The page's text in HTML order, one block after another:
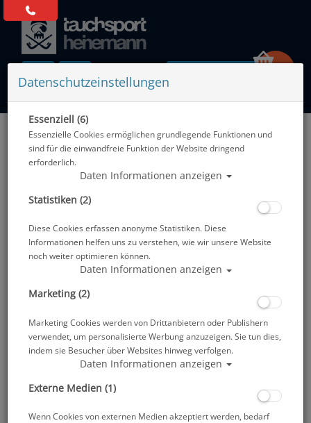
Alle Artikel zeigen aus: Sony
Datenschutzeinstellungen
Essenziell (6)
Essenzielle Cookies ermöglichen grundlegende Funktionen und
sind für die einwandfreie Funktion der Website dringend
erforderlich.
Daten Informationen anzeigen
Statistiken (2)
Diese Cookies erfassen anonyme Statistiken. Diese
Informationen helfen uns zu verstehen, wie wir unsere Website
noch weiter optimieren können.
Daten Informationen anzeigen
Marketing (2)
Marketing Cookies werden von Drittanbietern oder Publishern
verwendet, um personalisierte Werbung anzuzeigen. Sie tun dies,
indem sie Besucher über Websites hinweg verfolgen.
Daten Informationen anzeigen
Externe Medien (1)
Wenn Cookies von externen Medien akzeptiert werden, bedarf